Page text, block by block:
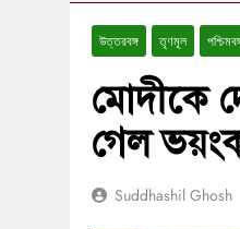
উত্তরবঙ্গ তৃণমূল
মোদীকে
গেল
Suddhashil Ghosh